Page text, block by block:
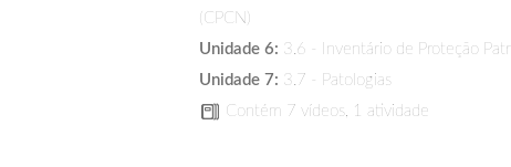
(CPCN)
Unidade 6: 3.6 - Inventário de Proteção
Unidade 7: 3.7 - Patologias
Contém 7 vídeos, 1 atividade